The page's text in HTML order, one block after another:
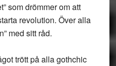
som drömmer om att
revolution. Över alla
med sitt råd.
trött på alla gothchic